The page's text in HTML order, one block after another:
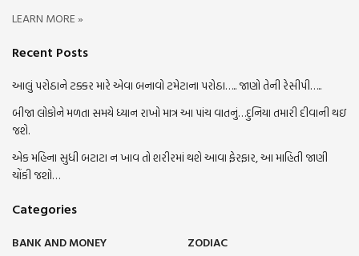
LEARN MORE »
Recent Posts
આલું પરોઠાને ટક્કર મારે એવા બનાવો ટમેટાના પરોઠા….. જાણો તેની રેસીપી…..
બીજા લોકોને મળતા સમયે ધ્યાન રાખો માત્ર આ પાંચ વાતનું…દુનિયા તમારી દીવાની થઇ
જશે.
એક મહિના સુધી બટાટા ન ખાવ તો શરીરમાં થશે આવા ફેરફાર, આ માહિતી જાણી
ચોંકી જશો…
Categories
BANK AND MONEY
ZODIAC